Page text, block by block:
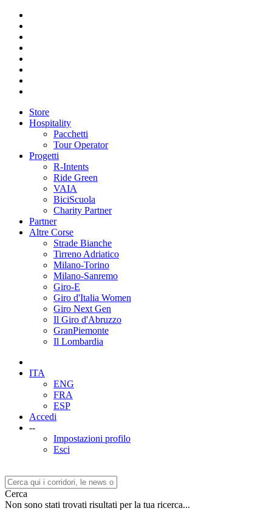
Store
Hospitality
Pacchetti
Tour Operator
Progetti
R-Intents
Ride Green
VAIA
BiciScuola
Charity Partner
Partner
Altre Corse
Strade Bianche
Tirreno Adriatico
Milano-Torino
Milano-Sanremo
Giro-E
Giro d'Italia Women
Giro Next Gen
Il Giro d'Abruzzo
GranPiemonte
Il Lombardia
ITA
ENG
FRA
ESP
Accedi
--
Impostazioni profilo
Esci
Cerca
Non sono stati trovati risultati per la tua ricerca...